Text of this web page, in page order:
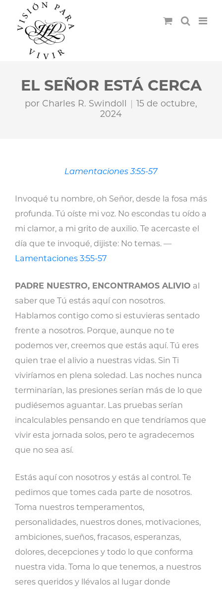
EL SEÑOR ESTÁ CERCA
por Charles R. Swindoll
15 de octubre,
2024
Lamentaciones 3:55-57
Invoqué tu nombre, oh Señor, desde la fosa más
profunda. Tú oíste mi voz. No escondas tu oído a
mi clamor, a mi grito de auxilio. Te acercaste el
día que te invoqué, dijiste: No temas. —
Lamentaciones 3:55-57
PADRE NUESTRO, ENCONTRAMOS ALIVIO al
saber que Tú estás aquí con nosotros.
Hablamos contigo como si estuvieras sentado
frente a nosotros. Porque, aunque no te
podemos ver, creemos que estás aquí. Tú eres
quien trae el alivio a nuestras vidas. Sin Ti
viviríamos en plena soledad. Las noches nunca
terminarían, las presiones serían más de lo que
pudiésemos aguantar. Las pruebas serían
incalculables pensando en que tendríamos que
vivir esta jornada solos, pero te agradecemos
que no sea así.
Estás aquí con nosotros y estás al control. Te
pedimos que tomes cada parte de nosotros.
Toma nuestros temperamentos,
personalidades, nuestros dones, motivaciones,
ambiciones, sueños, fracasos, esperanzas,
dolores, decepciones y todo lo que conforma
nuestra vida. Toma lo que tenemos, a nuestros
seres queridos y llévalos al lugar donde